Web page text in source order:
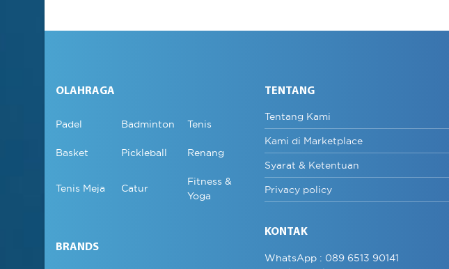
OLAHRAGA
Padel Badminton Tenis
Basket Pickleball Renang
Tenis Meja Catur
Fitness &
Yoga
BRANDS
TENTANG
Tentang Kami
Kami di Marketplace
Syarat & Ketentuan
Privacy policy
KONTAK
WhatsApp : 089 6513 90141